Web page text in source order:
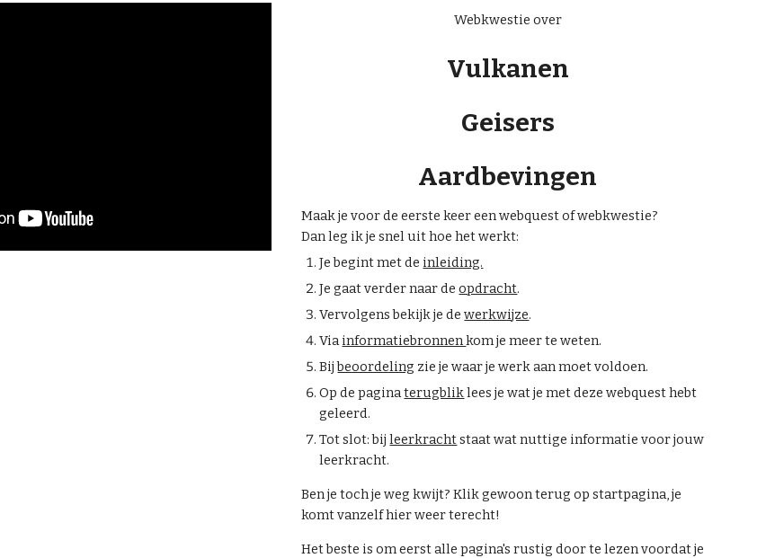
Webkwestie over
Vulkanen
Geisers
Aardbevingen
Maak je voor de eerste keer een webquest of webkwestie?
Dan leg ik je snel uit hoe het werkt:
Je begint met de inleiding.
Je gaat verder naar deopdracht.
Vervolgens bekijk je dewerkwijze.
Viainformatiebronnenkom je meer te weten.
Bijbeoordeling zie je waar je werk aan moet voldoen.
Op de paginaterugbliklees je wat je met deze webquest hebt
geleerd.
Tot slot: bijleerkrachtstaat wat nuttige informatie voor jouw
leerkracht.
Ben je toch je weg kwijt? Klik gewoon terug op startpagina, je
komt vanzelf hier weer terecht!
Het beste is om eerst alle pagina's rustig door te lezen voordat je